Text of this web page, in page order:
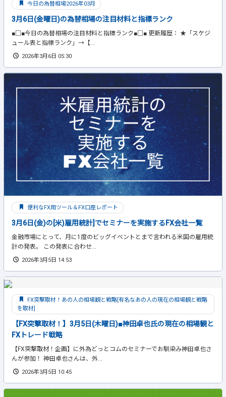
今日の為替相場2026年03月
3月6日(金曜日)の為替相場の注目材料と指標ランク
■□■今日の為替相場の注目材料と指標ランク■□■ 更新履歴： ★「スケジ
ュール表と指標ランク」→【...
2026年3月6日 05:30
便利なFX用ツール＆FX口座レポート
3月6日(金)の[米)雇用統計]でセミナーを実施するFX会社一覧
金融市場にとって、月に1度のビッグイベントとまで言われる米国の雇用統
計の発表。 この発表に合わせ...
2026年3月5日 14:53
FX突撃取材！あの人の相場観と戦略[有名なあの人の現在の相場観と戦略
を取材]
【FX突撃取材！】3月5日(木曜日)■神田卓也氏の現在の相場観と
FXトレード戦略
【FX突撃取材！企画】に外為どっとコムのセミナーでお馴染み神田卓也さ
んが参加！ 神田卓也さんは、外...
2026年3月5日 10:45